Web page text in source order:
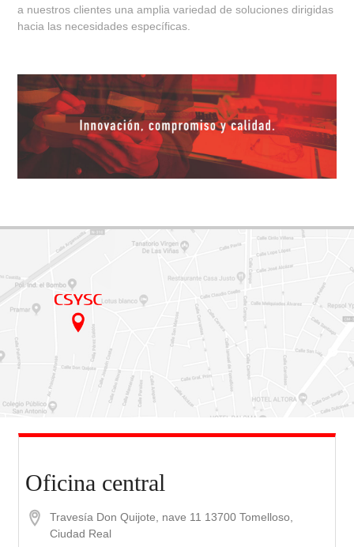
a nuestros clientes una amplia variedad de soluciones dirigidas
hacia las necesidades específicas.
Oficina central
Travesía Don Quijote, nave 11 13700 Tomelloso,
Ciudad Real